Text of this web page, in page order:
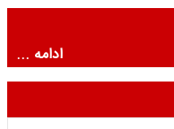
ادامه ...